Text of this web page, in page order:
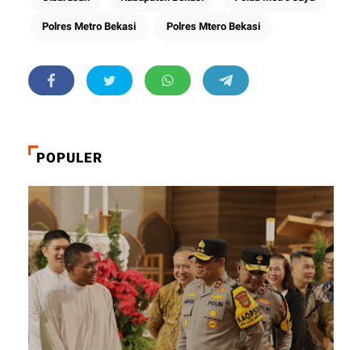
Polres Metro Bekasi Polres Mtero Bekasi
POPULER